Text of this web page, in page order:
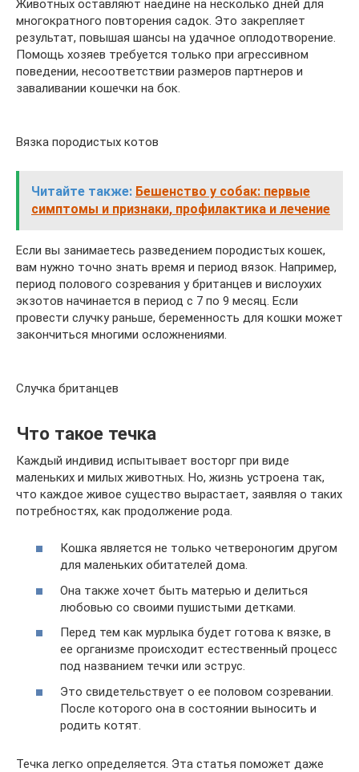
Животных оставляют наедине на несколько дней для
многократного повторения садок. Это закрепляет
результат, повышая шансы на удачное оплодотворение.
Помощь хозяев требуется только при агрессивном
поведении, несоответствии размеров партнеров и
заваливании кошечки на бок.
Вязка породистых котов
Читайте также: Бешенство у собак: первые
симптомы и признаки, профилактика и лечение
Если вы занимаетесь разведением породистых кошек,
вам нужно точно знать время и период вязок. Например,
период полового созревания у британцев и вислоухих
экзотов начинается в период с 7 по 9 месяц. Если
провести случку раньше, беременность для кошки может
закончиться многими осложнениями.
Случка британцев
Что такое течка
Каждый индивид испытывает восторг при виде
маленьких и милых животных. Но, жизнь устроена так,
что каждое живое существо вырастает, заявляя о таких
потребностях, как продолжение рода.
Кошка является не только четвероногим другом
для маленьких обитателей дома.
Она также хочет быть матерью и делиться
любовью со своими пушистыми детками.
Перед тем как мурлыка будет готова к вязке, в
ее организме происходит естественный процесс
под названием течки или эструс.
Это свидетельствует о ее половом созревании.
После которого она в состоянии выносить и
родить котят.
Течка легко определяется. Эта статья поможет даже